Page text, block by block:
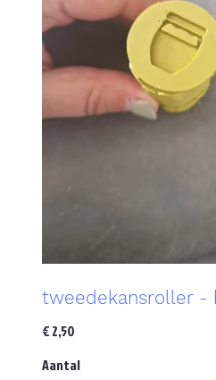
tweedekansroller -
Prijs
€ 2,50
Aantal